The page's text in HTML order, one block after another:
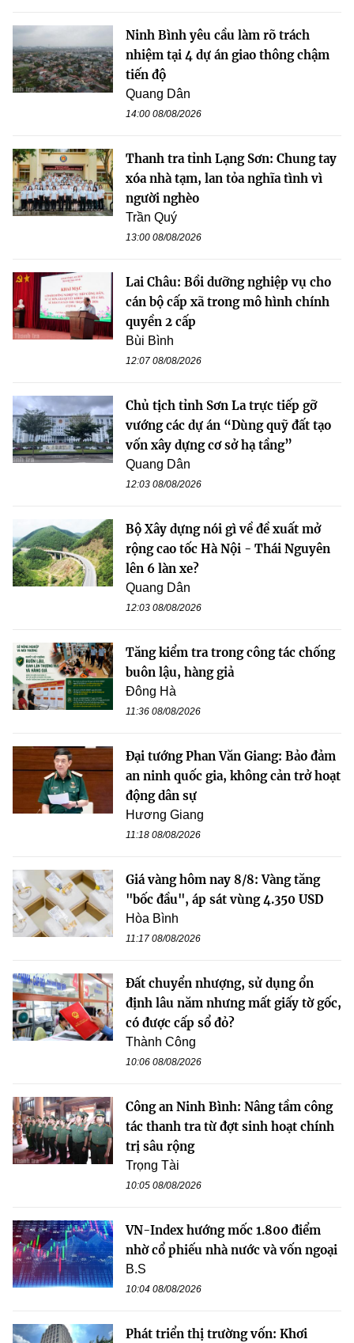
Ninh Bình yêu cầu làm rõ trách
nhiệm tại 4 dự án giao thông chậm
tiến độ
Quang Dân
14:00 08/08/2026
Thanh tra tỉnh Lạng Sơn: Chung tay
xóa nhà tạm, lan tỏa nghĩa tình vì
người nghèo
Trần Quý
13:00 08/08/2026
Lai Châu: Bồi dưỡng nghiệp vụ cho
cán bộ cấp xã trong mô hình chính
quyền 2 cấp
Bùi Bình
12:07 08/08/2026
Chủ tịch tỉnh Sơn La trực tiếp gỡ
vướng các dự án “Dùng quỹ đất tạo
vốn xây dựng cơ sở hạ tầng”
Quang Dân
12:03 08/08/2026
Bộ Xây dựng nói gì về đề xuất mở
rộng cao tốc Hà Nội - Thái Nguyên
lên 6 làn xe?
Quang Dân
12:03 08/08/2026
Tăng kiểm tra trong công tác chống
buôn lậu, hàng giả
Đông Hà
11:36 08/08/2026
Đại tướng Phan Văn Giang: Bảo đảm
an ninh quốc gia, không cản trở hoạt
động dân sự
Hương Giang
11:18 08/08/2026
Giá vàng hôm nay 8/8: Vàng tăng
"bốc đầu", áp sát vùng 4.350 USD
Hòa Bình
11:17 08/08/2026
Đất chuyển nhượng, sử dụng ổn
định lâu năm nhưng mất giấy tờ gốc,
có được cấp sổ đỏ?
Thành Công
10:06 08/08/2026
Công an Ninh Bình: Nâng tầm công
tác thanh tra từ đợt sinh hoạt chính
trị sâu rộng
Trọng Tài
10:05 08/08/2026
VN-Index hướng mốc 1.800 điểm
nhờ cổ phiếu nhà nước và vốn ngoại
B.S
10:04 08/08/2026
Phát triển thị trường vốn: Khơi